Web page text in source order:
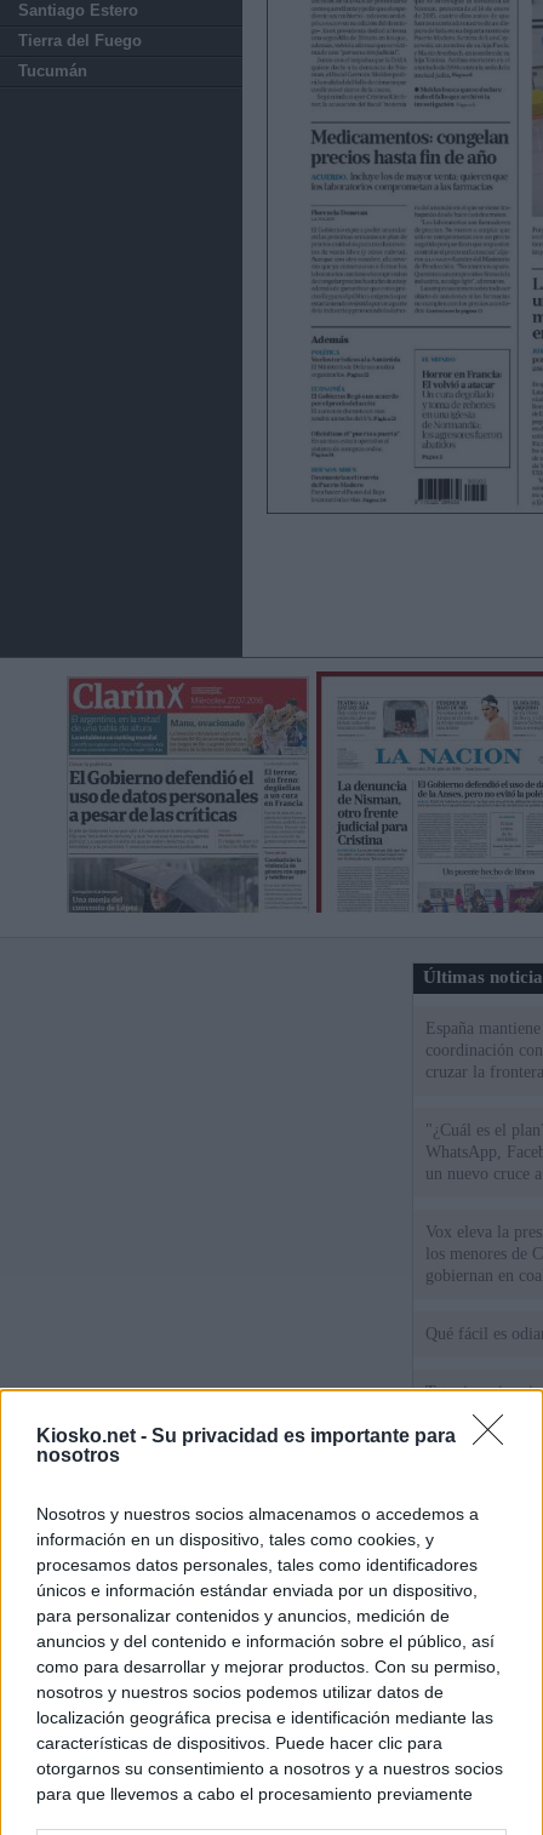
Kiosko.net - Su privacidad es importante para
nosotros
Nosotros y nuestros socios almacenamos o accedemos a
información en un dispositivo, tales como cookies, y
procesamos datos personales, tales como identificadores
únicos e información estándar enviada por un dispositivo,
para personalizar contenidos y anuncios, medición de
anuncios y del contenido e información sobre el público, así
como para desarrollar y mejorar productos. Con su permiso,
nosotros y nuestros socios podemos utilizar datos de
localización geográfica precisa e identificación mediante las
características de dispositivos. Puede hacer clic para
otorgarnos su consentimiento a nosotros y a nuestros socios
para que llevemos a cabo el procesamiento previamente
Santiago Estero
Tierra del Fuego
Tucumán
Últimas
España
coordinación
cruzar la
"¿Cuál es el
WhatsApp,
un nuevo cruce
Vox eleva la
los menores de
gobiernan en
Qué fácil es
Tatuajes,
que busca a los
Ceuta
del PP: así es la
ático de Ayuso
© Kiosko.net Aviso Legal Privacidad y Cookies